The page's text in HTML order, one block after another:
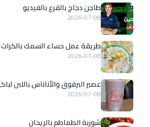
طاجن دجاج بالقرع بالفيديو
2026-07-08
طريقة عمل حساء السمك بالكراث
2026-07-08
عصير البرقوق والأناناس باللبن
2026-07-08
شوربة الطماطم بالريحان